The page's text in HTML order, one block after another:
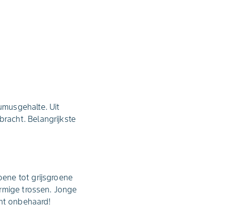
Uit
Belangrijkste
tot grijsgroene
trossen. Jonge
onbehaard!